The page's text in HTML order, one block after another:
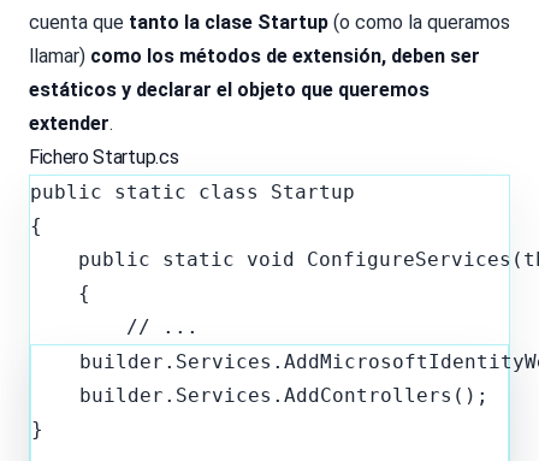
cuenta que tanto la clase Startup (o como la queramos
llamar) como los métodos de extensión, deben ser
estáticos y declarar el objeto que queremos
extender.
Fichero Startup.cs
public static class Startup
{
public static void
    {
    builder.Services.AddControllers();
}